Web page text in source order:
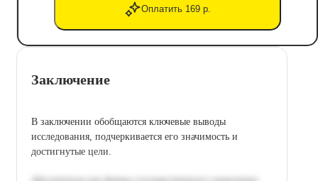
Оплатить 169 р.
Заключение
В заключении обобщаются ключевые выводы
исследования, подчеркивается его значимость и
достигнутые цели.